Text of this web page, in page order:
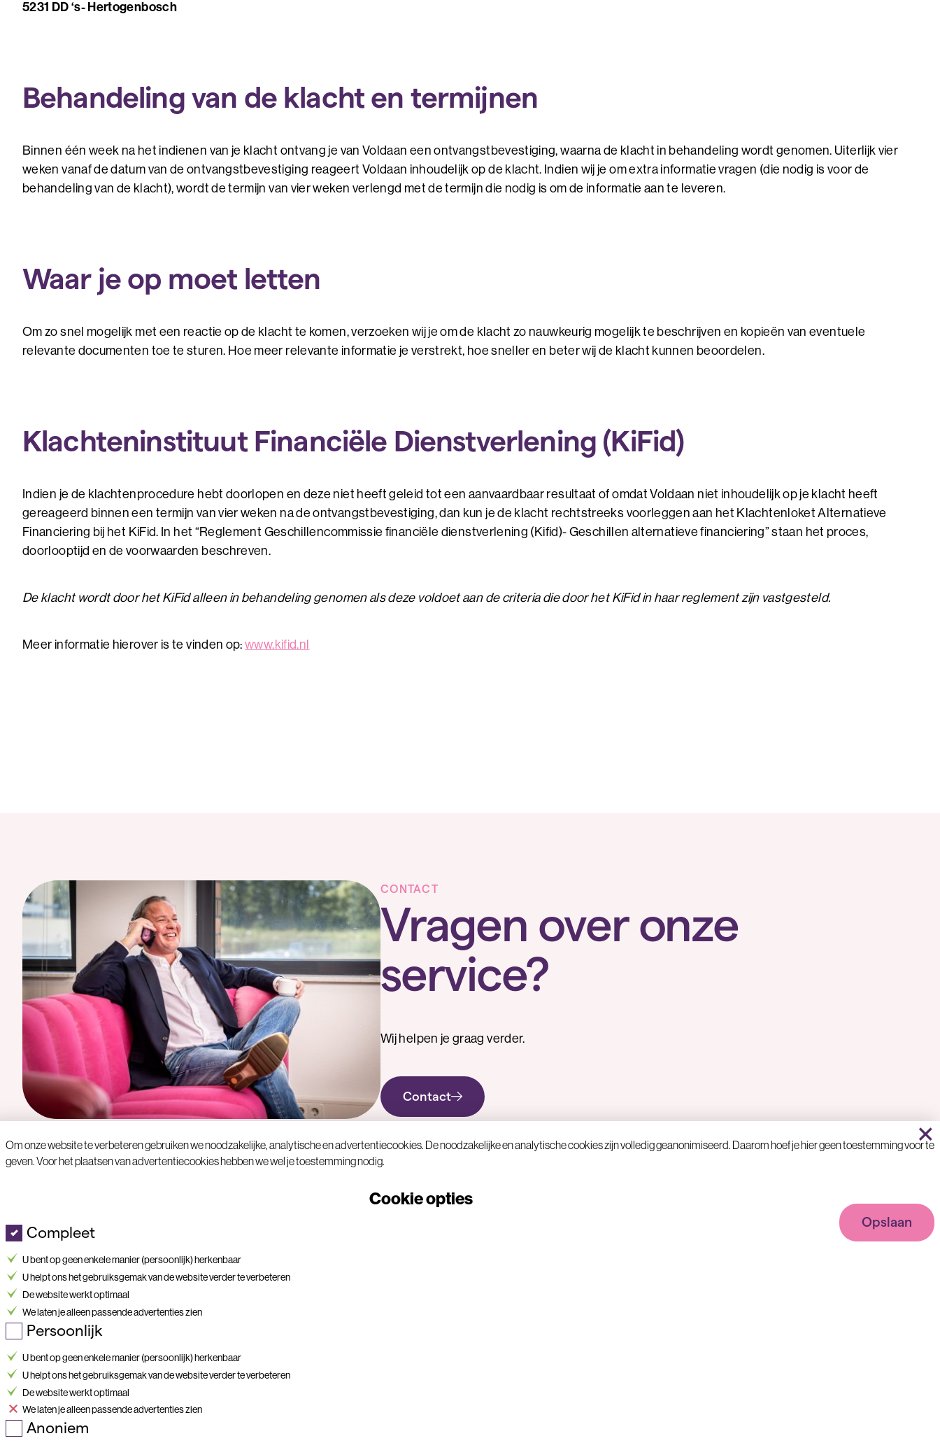
Cookie melding ×
Om onze website te verbeteren gebruiken we noodzakelijke, analytische en advertentiecookies. De noodzakelijke en analytische cookies zijn volledig geanonimiseerd. Daarom hoef je hier geen toestemming voor te
geven. Voor het plaatsen van advertentiecookies hebben we wel je toestemming nodig.
Cookie opties
Compleet
U bent op geen enkele manier (persoonlijk) herkenbaar
U helpt ons het gebruiksgemak van de website verder te verbeteren
De website werkt optimaal
We laten je alleen passende advertenties zien
Persoonlijk
U bent op geen enkele manier (persoonlijk) herkenbaar
U helpt ons het gebruiksgemak van de website verder te verbeteren
De website werkt optimaal
We laten je alleen passende advertenties zien
Anoniem
Opslaan
5231 DD ‘s- Hertogenbosch
Behandeling van de klacht en termijnen
Binnen één week na het indienen van je klacht ontvang je van Voldaan een ontvangstbevestiging, waarna de klacht in behandeling wordt genomen. Uiterlijk vier
weken vanaf de datum van de ontvangstbevestiging reageert Voldaan inhoudelijk op de klacht. Indien wij je om extra informatie vragen (die nodig is voor de
behandeling van de klacht), wordt de termijn van vier weken verlengd met de termijn die nodig is om de informatie aan te leveren.
Waar je op moet letten
Om zo snel mogelijk met een reactie op de klacht te komen, verzoeken wij je om de klacht zo nauwkeurig mogelijk te beschrijven en kopieën van eventuele
relevante documenten toe te sturen. Hoe meer relevante informatie je verstrekt, hoe sneller en beter wij de klacht kunnen beoordelen.
Klachteninstituut Financiële Dienstverlening (KiFid)
Indien je de klachtenprocedure hebt doorlopen en deze niet heeft geleid tot een aanvaardbaar resultaat of omdat Voldaan niet inhoudelijk op je klacht heeft
gereageerd binnen een termijn van vier weken na de ontvangstbevestiging, dan kun je de klacht rechtstreeks voorleggen aan het Klachtenloket Alternatieve
Financiering bij het KiFid. In het “Reglement Geschillencommissie financiële dienstverlening (Kifid)- Geschillen alternatieve financiering” staan het proces,
doorlooptijd en de voorwaarden beschreven.
De klacht wordt door het KiFid alleen in behandeling genomen als deze voldoet aan de criteria die door het KiFid in haar reglement zijn vastgesteld.
Meer informatie hierover is te vinden op:www.kifid.nl
CONTACT
Vragen over onze
service?
Wij helpen je graag verder.
Contact